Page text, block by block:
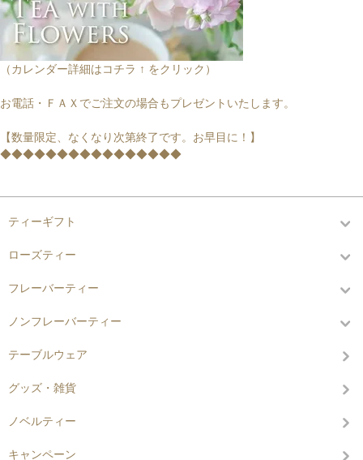
（カレンダー詳細はコチラ ↑ をクリック）
お電話・ＦＡＸでご注文の場合もプレゼントいたします。
【数量限定、なくなり次第終了です。お早目に！】
◆◆◆◆◆◆◆◆◆◆◆◆◆◆◆◆
ティーギフト
ローズティー
フレーバーティー
ノンフレーバーティー
テーブルウェア
グッズ・雑貨
ノベルティー
キャンペーン